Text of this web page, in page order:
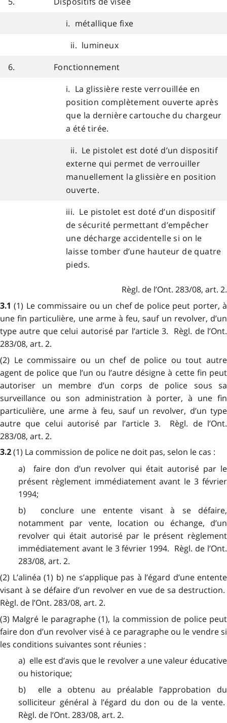
i. métallique fixe
ii. lumineux
6.
Fonctionnement
i. La glissière reste verrouillée en
position complètement ouverte après
que la dernière cartouche du chargeur
a été tirée.
ii. Le pistolet est doté d’un dispositif
externe qui permet de verrouiller
manuellement la glissière en position
ouverte.
iii. Le pistolet est doté d’un dispositif
de sécurité permettant d’empêcher
une décharge accidentelle si on le
laisse tomber d’une hauteur de quatre
pieds.
Règl. de l’Ont. 283/08, art. 2.
3.1(1) Le commissaire ou un chef de police peut porter, à
une fin particulière, une arme à feu, sauf un revolver, d’un
type autre que celui autorisé par l’article 3. Règl. de l’Ont.
283/08, art. 2.
(2) Le commissaire ou un chef de police ou tout autre
agent de police que l’un ou l’autre désigne à cette fin peut
autoriser un membre d’un corps de police sous sa
surveillance ou son administration à porter, à une fin
particulière, une arme à feu, sauf un revolver, d’un type
autre que celui autorisé par l’article 3. Règl. de l’Ont.
283/08, art. 2.
3.2 (1) La commission de police ne doit pas, selon le cas :
a) faire don d’un revolver qui était autorisé par le
présent règlement immédiatement avant le 3 février
1994;
b) conclure une entente visant à se défaire,
notamment par vente, location ou échange, d’un
revolver qui était autorisé par le présent règlement
immédiatement avant le 3 février 1994. Règl. de l’Ont.
283/08, art. 2.
(2) L’alinéa (1) b) ne s’applique pas à l’égard d’une entente
visant à se défaire d’un revolver en vue de sa destruction.
Règl. de l’Ont. 283/08, art. 2.
(3) Malgré le paragraphe (1), la commission de police peut
faire don d’un revolver visé à ce paragraphe ou le vendre si
les conditions suivantes sont réunies :
a) elle est d’avis que le revolver a une valeur éducative
ou historique;
b) elle a obtenu au préalable l’approbation du
solliciteur général à l’égard du don ou de la vente.
Règl. de l’Ont. 283/08, art. 2.